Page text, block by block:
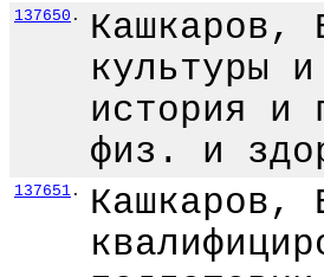
137650 .
Кашкаров,
культуры
история и
физ. и
137651 .
Кашкаров,